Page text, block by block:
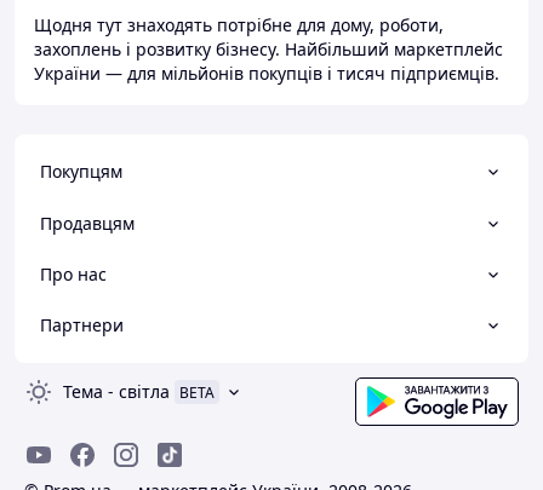
Щодня тут знаходять потрібне для дому, роботи,
захоплень і розвитку бізнесу. Найбільший маркетплейс
України — для мільйонів покупців і тисяч підприємців.
Покупцям
Продавцям
Про нас
Партнери
Тема - світла BETA